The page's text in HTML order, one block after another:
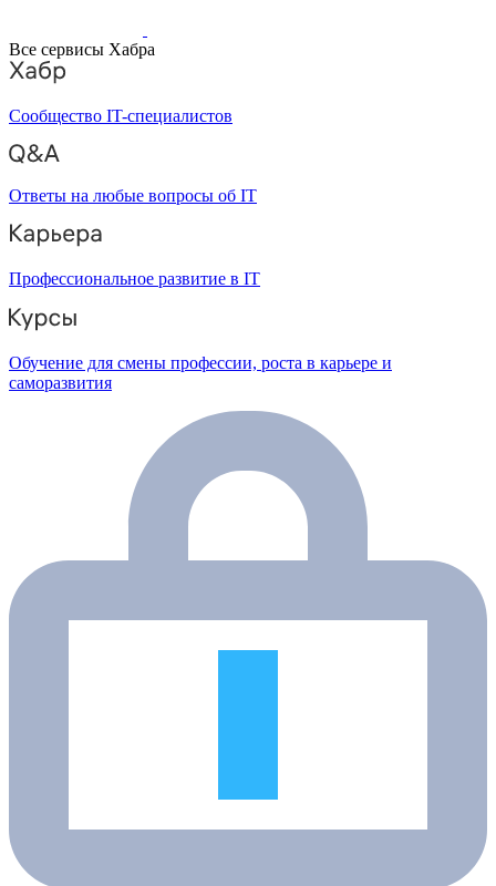
Все сервисы Хабра
Сообщество IT-специалистов
Ответы на любые вопросы об IT
Профессиональное развитие в IT
Обучение для смены профессии, роста в карьере и
саморазвития